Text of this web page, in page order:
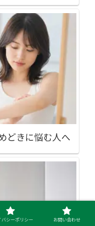
どきに悩む人へ
バシーポリシー お問い合わせ